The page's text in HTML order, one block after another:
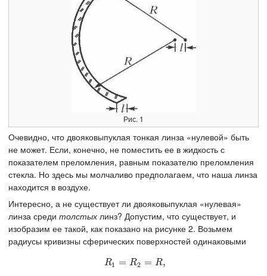
Рис. 1
Очевидно, что двояковыпуклая тонкая линза «нулевой» быть
не может. Если, конечно, не поместить ее в жидкость с
показателем преломления, равным показателю преломления
стекла. Но здесь мы молчаливо предполагаем, что наша линза
находится в воздухе.
Интересно, а не существует ли двояковыпуклая «нулевая»
линза среди толстых линз? Допустим, что существует, и
изобразим ее такой, как показано на рисунке 2. Возьмем
радиусы кривизны сферических поверхностей одинаковыми
R1 = R2 = R,
R1 =R2 =R